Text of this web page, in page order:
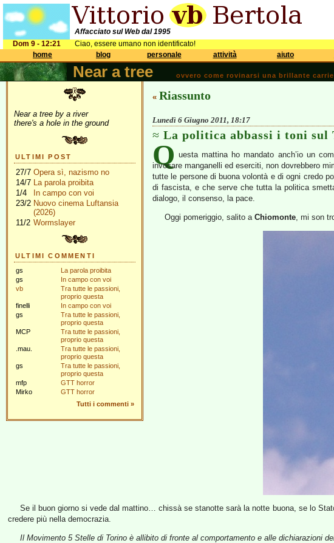
Affacciato sul Web dal 1995
Dom 9 - 12:21
Ciao, essere umano non identificato!
home
blog personale attività aiuto
Near a tree ovvero come rovinarsi una brillante
Near a tree by a river
there's a hole in the ground
ULTIMI POST
27/7 Opera sì, nazismo no
14/7 La parola proibita
1/4
In campo con voi
23/2 Nuovo cinema Luftansia
(2026)
11/2 Wormslayer
ULTIMI COMMENTI
gs
La parola proibita
gs
In campo con voi
vb
Tra tutte le passioni,
proprio questa
finelli
In campo con voi
gs
Tra tutte le passioni,
proprio questa
MCP
Tra tutte le passioni,
proprio questa
.mau.
Tra tutte le passioni,
proprio questa
gs
Tra tutte le passioni,
proprio questa
mfp
GTT horror
Mirko
GTT horror
Tutti i commenti »
« Riassunto
Lunedì 6 Giugno 2011, 18:17
La politica abbassi i toni sul
Q uesta mattina ho mandato anch’io un
invocare manganelli ed eserciti, non dovrebbero
tutte le persone di buona volontà e di ogni credo
di fascista, e che serve che tutta la politica
dialogo, il consenso, la pace.
Oggi pomeriggio, salito a Chiomonte, mi son
Se il buon giorno si vede dal mattino… chissà se stanotte sarà la notte buona, se lo
credere più nella democrazia.
Il Movimento 5 Stelle di Torino è allibito di fronte al comportamento e alle dichiarazioni